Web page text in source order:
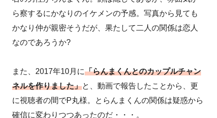
ら察するにかなりのイケメンの予感。写真から見ても
かなり仲が親密そうだが、果たして二人の関係は恋人
なのであろうか?
また、2017年10月に「らんまくんとのカップルチャン
ネルを作りました」と、動画で報告したことから、更
に視聴者の間でP丸様。とらんまくんの関係は疑惑から
確信に変わりつつあったのだ・・・。